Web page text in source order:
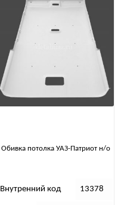
Обивка потолка УАЗ-Патриот н/о
Внутренний код 13378